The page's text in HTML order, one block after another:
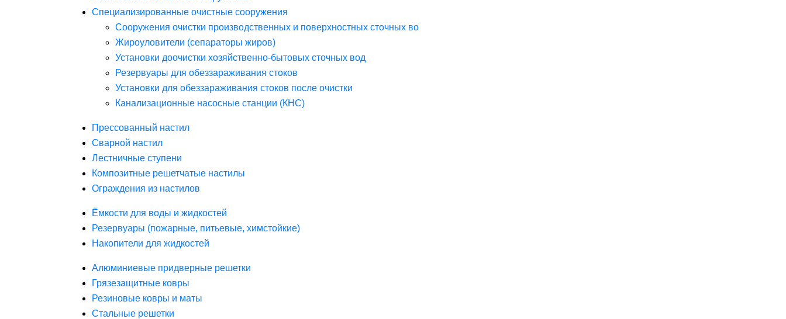
Специализированные очистные сооружения
Сооружения очистки производственных и поверхностных сточных во
Жироуловители (сепараторы жиров)
Установки доочистки хозяйственно-бытовых сточных вод
Резервуары для обеззараживания стоков
Установки для обеззараживания стоков после очистки
Канализационные насосные станции (КНС)
Прессованный настил
Сварной настил
Лестничные ступени
Композитные решетчатые настилы
Ограждения из настилов
Ёмкости для воды и жидкостей
Резервуары (пожарные, питьевые, химстойкие)
Накопители для жидкостей
Алюминиевые придверные решетки
Грязезащитные ковры
Резиновые ковры и маты
Стальные решетки